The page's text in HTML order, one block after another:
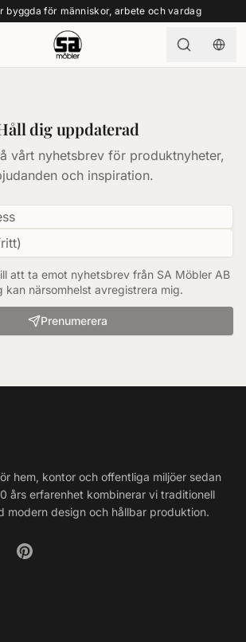
byggda för människor, arbete och vardag
dig uppdaterad
vårt nyhetsbrev för produktnyheter,
och inspiration.
att ta emot nyhetsbrev från SA Möbler AB
kan närsomhelst avregistrera mig.
Prenumerera
hem, kontor och offentliga miljöer sedan
års erfarenhet kombinerar vi traditionell
modern design och hållbar produktion.